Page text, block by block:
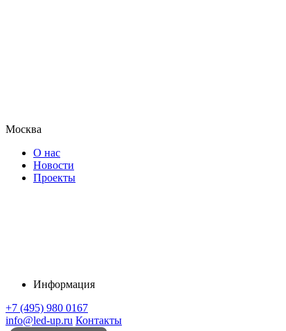
Москва
О нас
Новости
Проекты
Информация
+7 (495) 980 0167
info@led-up.ru Контакты